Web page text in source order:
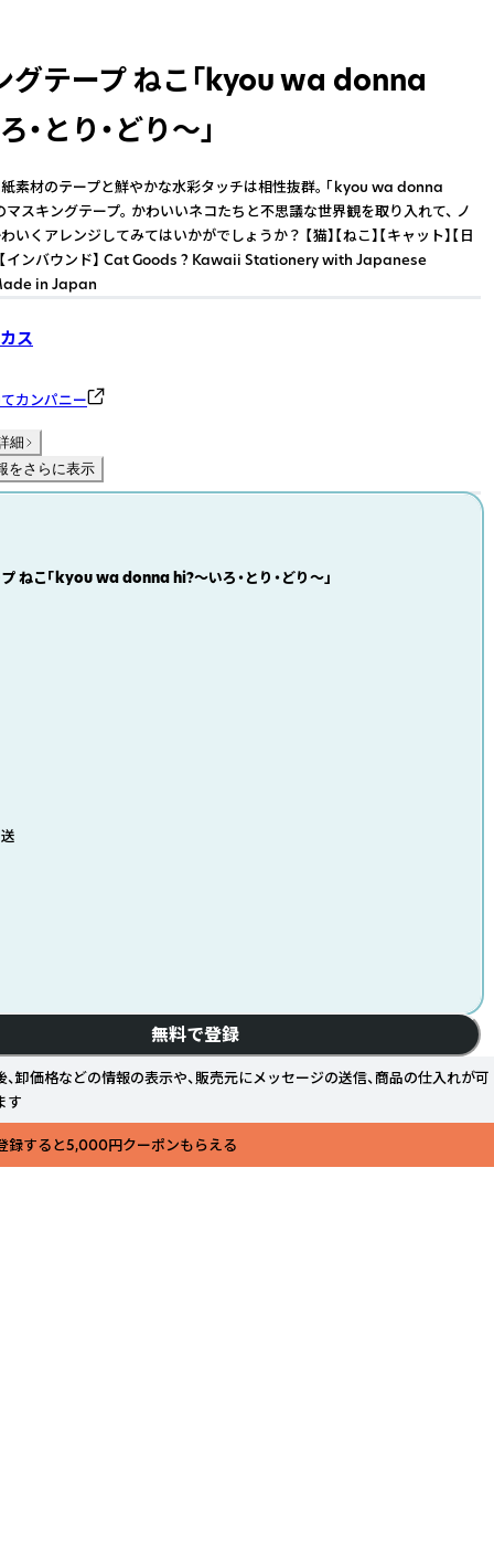
グテープ ねこ「kyou wa donna
・とり・どり〜」
素材のテープと鮮やかな水彩タッチは相性抜群。 「kyou wa donna
マスキングテープ。 かわいいネコたちと不思議な世界観を取り入れて、 ノ
いくアレンジしてみてはいかがでしょうか？ 【猫】【ねこ】【キャット】【日
【インバウンド】 Cat Goods ? Kawaii Stationery with Japanese
in Japan
ス
カンパニー
細
をさらに表示
ねこ「kyou wa donna hi?〜いろ・とり・どり〜」
無料で登録
、卸価格などの情報の表示や、販売元にメッセージの送信、商品の仕入れが可
す
登録すると5,000円クーポンもらえる